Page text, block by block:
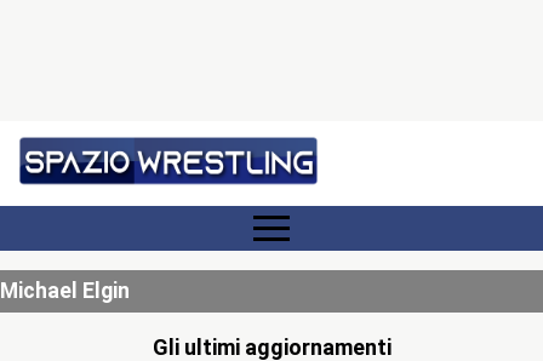
Michael Elgin
Gli ultimi aggiornamenti